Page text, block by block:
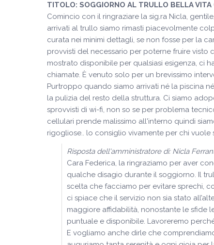
TITOLO: SOGGIORNO AL TRULLO BELLA VITA
Comincio con il ringraziare la sig.ra Nicla,
arrivati al trullo siamo rimasti piacevolmente
curata nei minimi dettagli, se non fosse per la
provvisti del necessario per poterne fruire visto
mostrato disponibile per qualsiasi esigenza, ci
chiamate. È venuto solo per un brevissimo
Purtroppo quando siamo arrivati né la piscina
la pulizia del resto della struttura. Ci siamo
sprovvisti di wi-fi, non so se per problema
cellulari prende malissimo all'interno quindi
rigogliose.. lo consiglio vivamente per chi
Risposta dell'amministratore di: Nicla
Cara Federica, la ringraziamo per aver
qualche disagio durante il soggiorno. Il
scelta che facciamo per evitare sprechi,
ci spiace che il servizio non sia stato
maggiore affidabilità, nonostante le sfide
puntuale e disponibile. Lavoreremo
E vogliamo anche dirle che